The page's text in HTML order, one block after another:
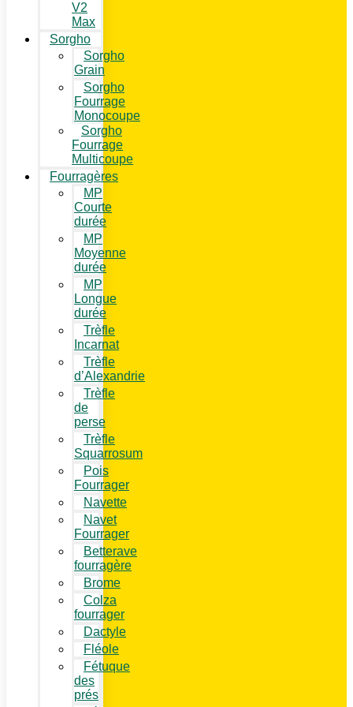
V2
Max
Sorgho
Sorgho
Grain
Sorgho
Fourrage
Monocoupe
Sorgho
Fourrage
Multicoupe
Fourragères
MP
Courte
durée
MP
Moyenne
durée
MP
Longue
durée
Trèfle
Incarnat
Trèfle
d’Alexandrie
Trèfle
de
perse
Trèfle
Squarrosum
Pois
Fourrager
Navette
Navet
Fourrager
Betterave
fourragère
Brome
Colza
fourrager
Dactyle
Fléole
Fétuque
des
prés